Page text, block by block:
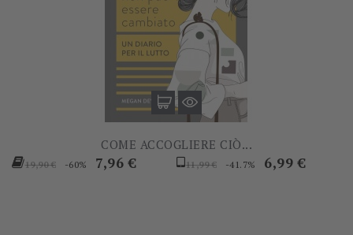
COME ACCOGLIERE CIÒ...
Prezzo
19,90 € -60% Prezzo
7,96 €
Prezzo
11,99 € -41.7% Prezzo
6,99 €